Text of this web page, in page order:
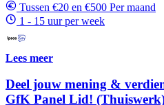
Tussen €20 en €500 Per maand
1 - 15 uur per week
Lees meer
Deel jouw mening &
GfK Panel Lid!